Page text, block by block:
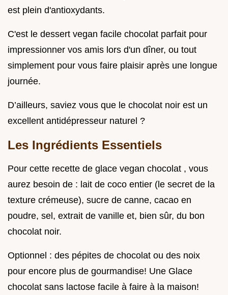
est plein d'antioxydants.
C'est le dessert vegan facile chocolat parfait pour
impressionner vos amis lors d'un dîner, ou tout
simplement pour vous faire plaisir après une longue
journée.
D’ailleurs, saviez vous que le chocolat noir est un
excellent antidépresseur naturel ?
Les Ingrédients Essentiels
Pour cette recette de glace vegan chocolat , vous
aurez besoin de : lait de coco entier (le secret de la
texture crémeuse), sucre de canne, cacao en
poudre, sel, extrait de vanille et, bien sûr, du bon
chocolat noir.
Optionnel : des pépites de chocolat ou des noix
pour encore plus de gourmandise! Une Glace
chocolat sans lactose facile à faire à la maison!